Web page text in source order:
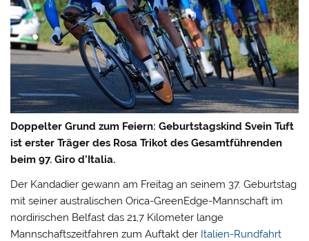
Doppelter Grund zum Feiern: Geburtstagskind Svein Tuft
ist erster Träger des Rosa Trikot des Gesamtführenden
beim 97. Giro d’Italia.
Der Kandadier gewann am Freitag an seinem 37. Geburtstag
mit seiner australischen Orica-GreenEdge-Mannschaft im
nordirischen Belfast das 21,7 Kilometer lange
Mannschaftszeitfahren zum Auftakt der Italien-Rundfahrt